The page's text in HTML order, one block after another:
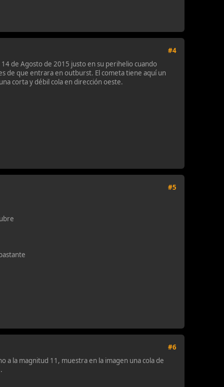
#4
de Agosto de 2015 justo en su perihelio cuando
de que entrara en outburst. El cometa tiene aquí un
corta y débil cola en dirección oeste.
#5
#6
a la magnitud 11, muestra en la imagen una cola de